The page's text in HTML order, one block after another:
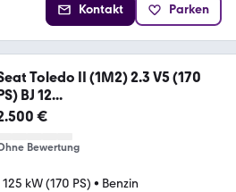
Kontakt Parken
Toledo II (1M2) 2.3 V5 (170
PS) BJ 12...
€
Bewertung
125 kW (170 PS) • Benzin